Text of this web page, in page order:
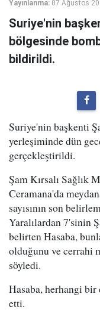
Yayınlanma: 07 Ağustos
Suriye'nin
bölgesinde
bildirildi.
Suriye'nin başkenti
yerleşiminde dün
gerçekleştirildi.
Şam Kırsalı Sağlık
Ceramana'da
sayısının son
Yaralılardan 7'sinin
belirten Hasaba,
olduğunu ve cerrahi
söyledi.
Hasaba, herhangi
etti.